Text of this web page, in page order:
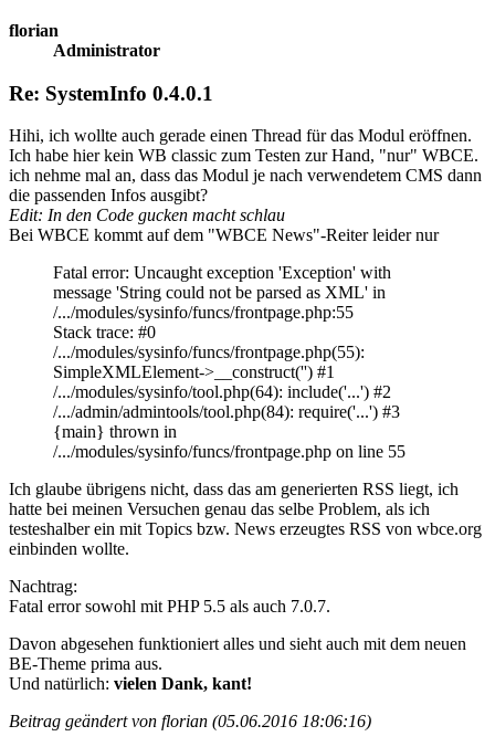
florian
Administrator
Re: SystemInfo 0.4.0.1
Hihi, ich wollte auch gerade einen Thread für das Modul eröffnen.
Ich habe hier kein WB classic zum Testen zur Hand, "nur" WBCE.
ich nehme mal an, dass das Modul je nach verwendetem CMS dann
die passenden Infos ausgibt?
Edit: In den Code gucken macht schlau
Bei WBCE kommt auf dem "WBCE News"-Reiter leider nur
Fatal error: Uncaught exception 'Exception' with
message 'String could not be parsed as XML' in
/.../modules/sysinfo/funcs/frontpage.php:55
Stack trace: #0
/.../modules/sysinfo/funcs/frontpage.php(55):
SimpleXMLElement->__construct('') #1
/.../modules/sysinfo/tool.php(64): include('...') #2
/.../admin/admintools/tool.php(84): require('...') #3
{main} thrown in
/.../modules/sysinfo/funcs/frontpage.php on line 55
Ich glaube übrigens nicht, dass das am generierten RSS liegt, ich
hatte bei meinen Versuchen genau das selbe Problem, als ich
testeshalber ein mit Topics bzw. News erzeugtes RSS von wbce.org
einbinden wollte.
Nachtrag:
Fatal error sowohl mit PHP 5.5 als auch 7.0.7.
Davon abgesehen funktioniert alles und sieht auch mit dem neuen
BE-Theme prima aus.
Und natürlich: vielen Dank, kant!
Beitrag geändert von florian (05.06.2016 18:06:16)